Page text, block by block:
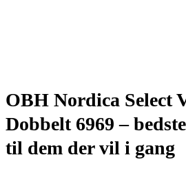
OBH Nordica Select
Dobbelt 6969 –
til dem der vil i gang